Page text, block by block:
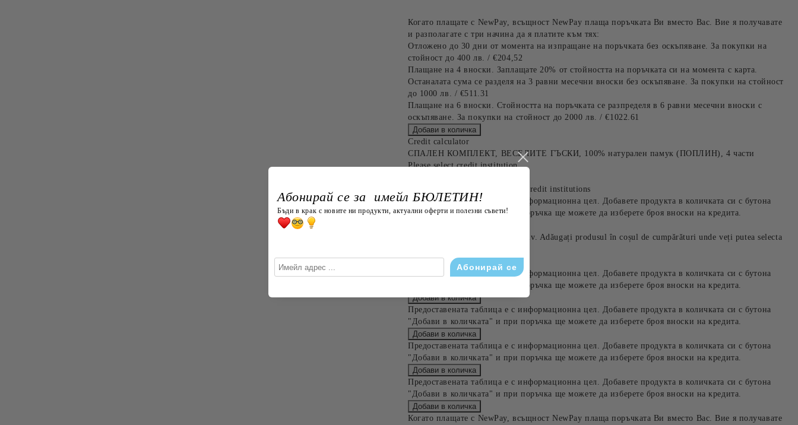
Когато плащате с NewPay, всъщност NewPay плаща поръчката Ви вместо Вас. Вие я получавате
и разполагате с три начина да я платите към тях:
Отложено до 30 дни от момента на изпращане на поръчката без оскъпяване. За покупки на
стойност до 400 лв. / €204,52
Плащане на 4 вноски. Заплащате 20% от стойността на поръчката си на момента с карта.
Останалата сума се разделя на 3 равни месечни вноски без оскъпяване. За покупки на стойност
до 1000 лв. / €511.31
Плащане на 6 вноски. Стойността на поръчката се разпределя в 6 равни месечни вноски с
оскъпяване. За покупки на стойност до 2000 лв. / €1022.61
Credit calculator
СПАЛЕН КОМПЛЕКТ, ВЕСЕЛИТЕ ГЪСКИ, 100% натурален памук (ПОПЛИН), 4 части
Please select credit institution
Extraction of information from credit institutions
Предоставената таблица е с информационна цел. Добавете продукта в количката си с бутона
"Добави в количката" и при поръчка ще можете да изберете броя вноски на кредита.
Acest tabel are caracter informativ. Adăugați produsul în coșul de cumpărături unde veți putea selecta
Предоставената таблица е с информационна цел. Добавете продукта в количката си с бутона
"Добави в количката" и при поръчка ще можете да изберете броя вноски на кредита.
Предоставената таблица е с информационна цел. Добавете продукта в количката си с бутона
"Добави в количката" и при поръчка ще можете да изберете броя вноски на кредита.
Предоставената таблица е с информационна цел. Добавете продукта в количката си с бутона
"Добави в количката" и при поръчка ще можете да изберете броя вноски на кредита.
Предоставената таблица е с информационна цел. Добавете продукта в количката си с бутона
"Добави в количката" и при поръчка ще можете да изберете броя вноски на кредита.
Когато плащате с NewPay, всъщност NewPay плаща поръчката Ви вместо Вас. Вие я получавате
Абонирай се за имейл БЮЛЕТИН!
Бъди в крак с новите ни продукти, актуални оферти и полезни съвети!